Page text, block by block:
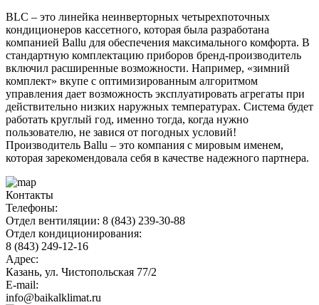
BLC – это линейка неинверторных четырехпоточных
кондиционеров кассетного, которая была разработана
компанией Ballu для обеспечения максимального комфорта. В
стандартную комплектацию приборов бренд-производитель
включил расширенные возможности. Например, «зимний
комплект» вкупе с оптимизированным алгоритмом
управления дает возможность эксплуатировать агрегаты при
действительно низких наружных температурах. Система будет
работать круглый год, именно тогда, когда нужно
пользователю, не завися от погодных условий!
Производитель Ballu – это компания с мировым именем,
которая зарекомендовала себя в качестве надежного партнера.
Контакты
Телефоны:
Отдел вентиляции: 8 (843) 239-30-88
Отдел кондиционирования:
8 (843) 249-12-16
Адрес:
Казань, ул. Чистопольская 77/2
E-mail:
info@baikalklimat.ru